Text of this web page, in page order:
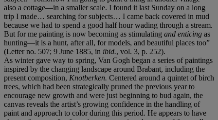
also a cottage—in a smaller scale. I found it last Sunday on a long
trip I made… searching for subjects… I came back covered in mud
because we had to spend a good half hour wading through a stream.
But for me painting is now becoming as stimulating and enticing as
hunting—it is a hunt, after all, for models, and beautiful places too”
(Letter no. 507; 9 June 1885, in ibid., vol. 3, p. 252).
As winter gave way to spring, Van Gogh began a series of paintings
inspired by the changing landscape around Brabant, including the
present composition, Knotberken. Centered around a quintet of birch
trees, which had been strategically pruned the previous year to
encourage new growth and were just beginning to bud again, the
canvas reveals the artist’s growing confidence in the handling of
paint and approach to color during this period. He appears to have